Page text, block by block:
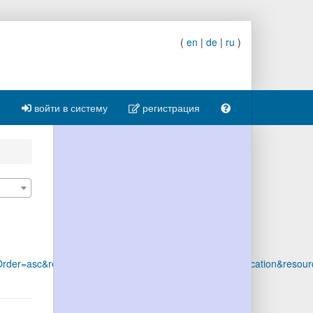
( en | de | ru )
войти в систему регистрация